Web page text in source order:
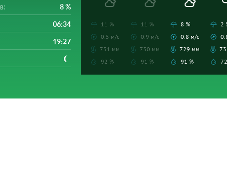
8 %
06:34
19:27
11 %
0.5 м/с
731 мм
92 %
11 %
0.9 м/с
730 мм
91 %
8 %
0.8 м/с
729 мм
91 %
2